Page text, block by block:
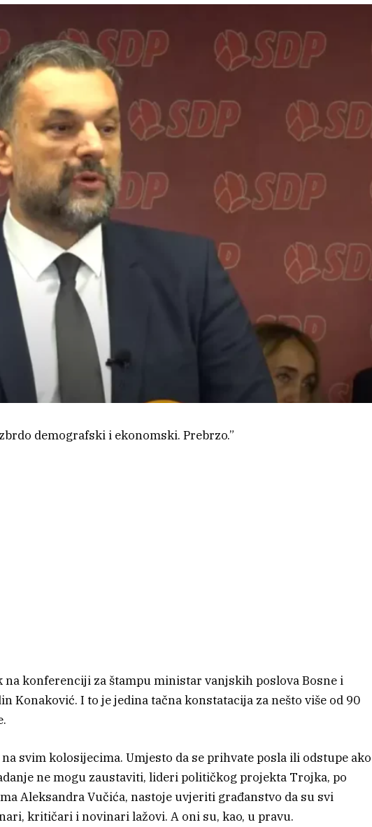
demografski i ekonomski. Prebrzo.”
na konferenciji za štampu ministar vanjskih poslova Bosne i
Konaković. I to je jedina tačna konstatacija za nešto više od 90
svim kolosijecima. Umjesto da se prihvate posla ili odstupe ako
ne mogu zaustaviti, lideri političkog projekta Trojka, po
Aleksandra Vučića, nastoje uvjeriti građanstvo da su svi
kritičari i novinari lažovi. A oni su, kao, u pravu.